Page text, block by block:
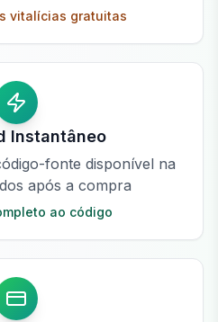
vitalícias gratuitas
Instantâneo
fonte disponível na
após a compra
ao código